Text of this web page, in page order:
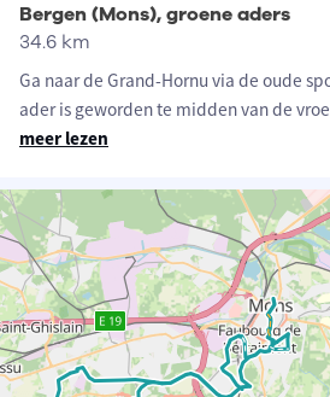
Bergen (Mons), groene aders
34.6 km
Ga naar de Grand-Hornu via de oude
ader is geworden te midden van de
meer lezen